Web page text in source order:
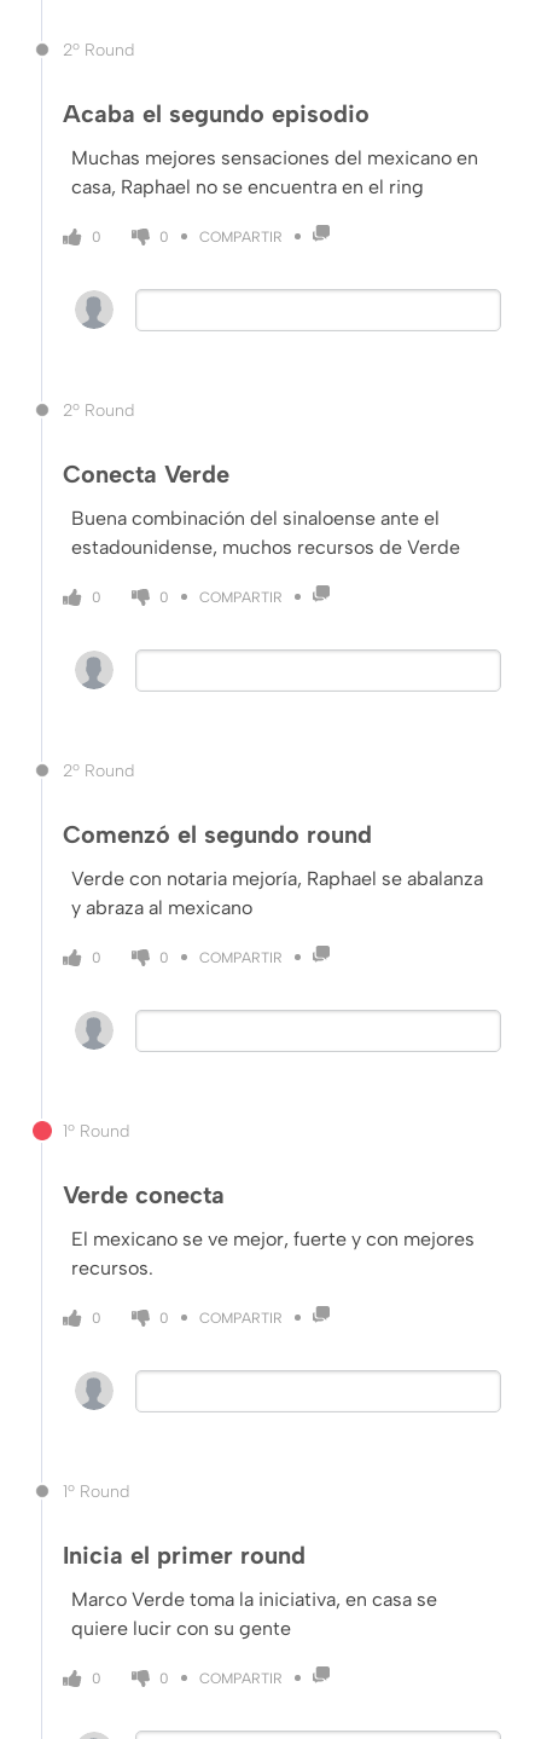
2º Round
Acaba el segundo episodio
Muchas mejores sensaciones del mexicano en
casa, Raphael no se encuentra en el ring
0 0 COMPARTIR
2º Round
Conecta Verde
Buena combinación del sinaloense ante el
estadounidense, muchos recursos de Verde
0 0 COMPARTIR
2º Round
Comenzó el segundo round
Verde con notaria mejoría, Raphael se abalanza
y abraza al mexicano
0 0 COMPARTIR
1º Round
Verde conecta
El mexicano se ve mejor, fuerte y con mejores
recursos.
0 0 COMPARTIR
1º Round
Inicia el primer round
Marco Verde toma la iniciativa, en casa se
quiere lucir con su gente
0 0 COMPARTIR